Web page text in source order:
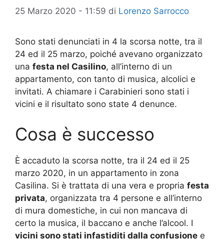
25 Marzo 2020 - 11:59 di Lorenzo Sarrocco
Sono stati denunciati in 4 la scorsa notte, tra il
24 ed il 25 marzo, poiché avevano organizzato
una festa nel Casilino, all’interno di un
appartamento, con tanto di musica, alcolici e
invitati. A chiamare i Carabinieri sono stati i
vicini e il risultato sono state 4 denunce.
Cosa è successo
È accaduto la scorsa notte, tra il 24 ed il 25
marzo 2020, in un appartamento in zona
Casilina. Si è trattata di una vera e propria festa
privata, organizzata tra 4 persone e all’interno
di mura domestiche, in cui non mancava di
certo la musica, il baccano e anche l’alcool. I
vicini sono stati infastiditi dalla confusione e